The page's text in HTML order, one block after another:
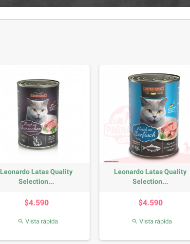
Leonardo Latas Quality
Selection...
$4.590
 Vista rápida
Leonardo Latas Quality
Selection...
$4.590
 Vista rápida